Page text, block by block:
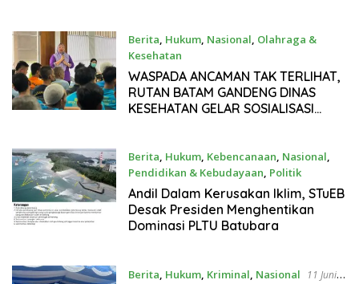
Berita, Hukum, Nasional, Olahraga &
Kesehatan
12 Juni 2026
WASPADA ANCAMAN TAK TERLIHAT,
RUTAN BATAM GANDENG DINAS
KESEHATAN GELAR SOSIALISASI
Berita, Hukum, Kebencanaan, Nasional,
Pendidikan & Kebudayaan, Politik
11 Juni 2026
Andil Dalam Kerusakan Iklim, STuEB
Desak Presiden Menghentikan
Dominasi PLTU Batubara
Berita, Hukum, Kriminal, Nasional
11 Juni